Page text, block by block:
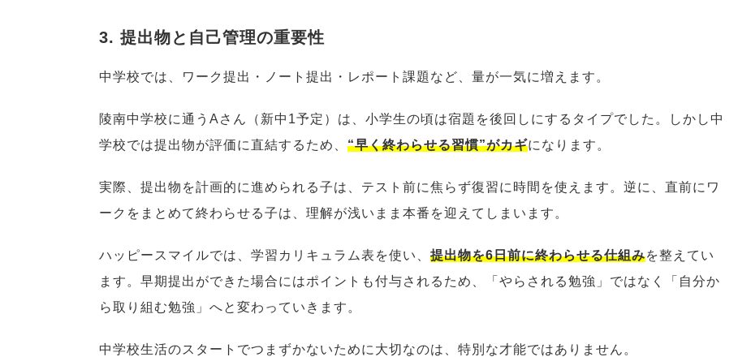
3. 提出物と自己管理の重要性
中学校では、ワーク提出・ノート提出・レポート課題など、量が一気に増えます。
陵南中学校に通うAさん（新中1予定）は、小学生の頃は宿題を後回しにするタイプでした。しかし中
学校では提出物が評価に直結するため、 “早く終わらせる習慣”がカギになります。
実際、提出物を計画的に進められる子は、テスト前に焦らず復習に時間を使えます。逆に、直前にワ
ークをまとめて終わらせる子は、理解が浅いまま本番を迎えてしまいます。
ハッピースマイルでは、学習カリキュラム表を使い、 提出物を6日前に終わらせる仕組みを整えてい
ます。早期提出ができた場合にはポイントも付与されるため、「やらされる勉強」ではなく「自分か
ら取り組む勉強」へと変わっていきます。
中学校生活のスタートでつまずかないために大切なのは、特別な才能ではありません。